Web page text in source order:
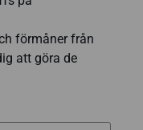
förmåner från
att göra de